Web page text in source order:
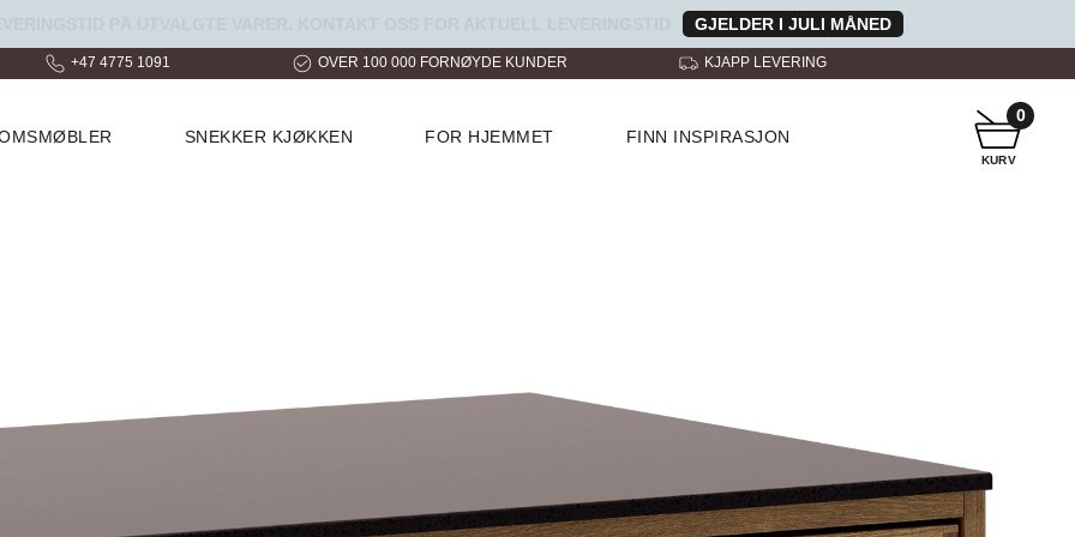
GJELDER I JULI MÅNED
+47 4775 1091 OVER 100 000 FORNØYDE KUNDER KJAPP LEVERING
SNEKKER KJØKKEN FOR HJEMMET FINN INSPIRASJON
KURV
0